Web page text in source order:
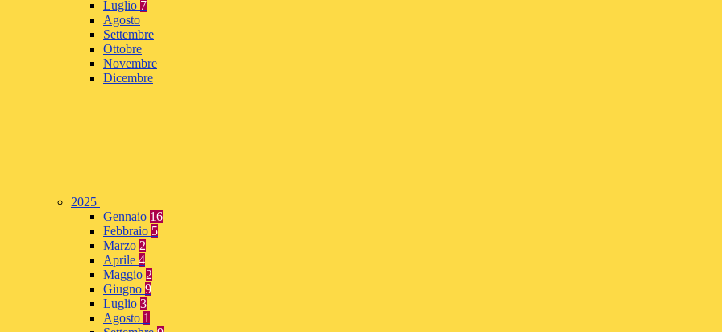
Luglio 7
Agosto
Settembre
Ottobre
Novembre
Dicembre
2025
Gennaio 16
Febbraio 5
Marzo 2
Aprile 4
Maggio 2
Giugno 9
Luglio 3
Agosto 1